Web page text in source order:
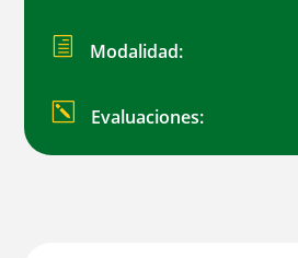
h Modalidad:
k Evaluaciones: